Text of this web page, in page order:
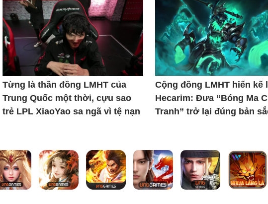
Từng là thần đồng LMHT của
Trung Quốc một thời, cựu sao
trẻ LPL XiaoYao sa ngã vì tệ nạn
Cộng đồng LMHT hiến kế
Hecarim: Đưa “Bóng Ma
Tranh” trở lại đúng bản